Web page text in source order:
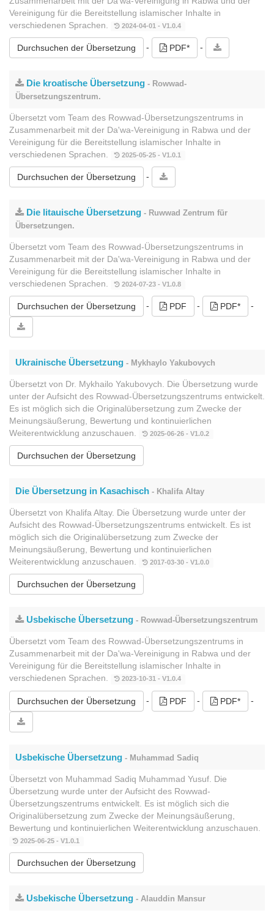
Vereinigung für die Bereitstellung islamischer Inhalte in
verschiedenen Sprachen.
2024-04-01 - V1.0.4
Durchsuchen der Übersetzung - PDF* -
Die kroatische Übersetzung - Rowwad-
Übersetzungszentrum.
Übersetzt vom Team des Rowwad-Übersetzungszentrums in
Zusammenarbeit mit der Da'wa-Vereinigung in Rabwa und der
Vereinigung für die Bereitstellung islamischer Inhalte in
verschiedenen Sprachen.
2025-05-25 - V1.0.1
Durchsuchen der Übersetzung -
Die litauische Übersetzung - Ruwwad Zentrum für
Übersetzungen.
Übersetzt vom Team des Rowwad-Übersetzungszentrums in
Zusammenarbeit mit der Da'wa-Vereinigung in Rabwa und der
Vereinigung für die Bereitstellung islamischer Inhalte in
verschiedenen Sprachen.
2024-07-23 - V1.0.8
Durchsuchen der Übersetzung - PDF - PDF* -
Ukrainische Übersetzung - Mykhaylo Yakubovych
Übersetzt von Dr. Mykhailo Yakubovych. Die Übersetzung wurde
unter der Aufsicht des Rowwad-Übersetzungszentrums entwickelt.
Es ist möglich sich die Originalübersetzung zum Zwecke der
Meinungsäußerung, Bewertung und kontinuierlichen
Weiterentwicklung anzuschauen.
2025-06-26 - V1.0.2
Durchsuchen der Übersetzung
Die Übersetzung in Kasachisch - Khalifa Altay
Übersetzt von Khalifa Altay. Die Übersetzung wurde unter der
Aufsicht des Rowwad-Übersetzungszentrums entwickelt. Es ist
möglich sich die Originalübersetzung zum Zwecke der
Meinungsäußerung, Bewertung und kontinuierlichen
Weiterentwicklung anzuschauen.
2017-03-30 - V1.0.0
Durchsuchen der Übersetzung
Usbekische Übersetzung - Rowwad-Übersetzungszentrum
Übersetzt vom Team des Rowwad-Übersetzungszentrums in
Zusammenarbeit mit der Da'wa-Vereinigung in Rabwa und der
Vereinigung für die Bereitstellung islamischer Inhalte in
verschiedenen Sprachen.
2023-10-31 - V1.0.4
Durchsuchen der Übersetzung - PDF - PDF* -
Usbekische Übersetzung - Muhammad Sadiq
Übersetzt von Muhammad Sadiq Muhammad Yusuf. Die
Übersetzung wurde unter der Aufsicht des Rowwad-
Übersetzungszentrums entwickelt. Es ist möglich sich die
Originalübersetzung zum Zwecke der Meinungsäußerung,
Bewertung und kontinuierlichen Weiterentwicklung anzuschauen.
2025-06-25 - V1.0.1
Durchsuchen der Übersetzung
Usbekische Übersetzung - Alauddin Mansur